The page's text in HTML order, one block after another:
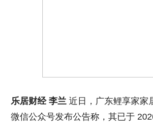
乐居财经 李兰 近日，广东鲤享家家
微信公众号发布公告称，其已于